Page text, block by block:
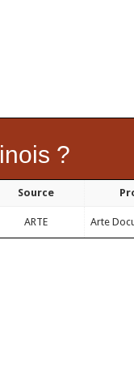
?
Source
ARTE Arte